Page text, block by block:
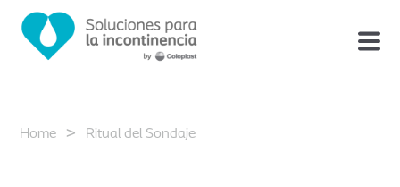
Home > Ritual del Sondaje